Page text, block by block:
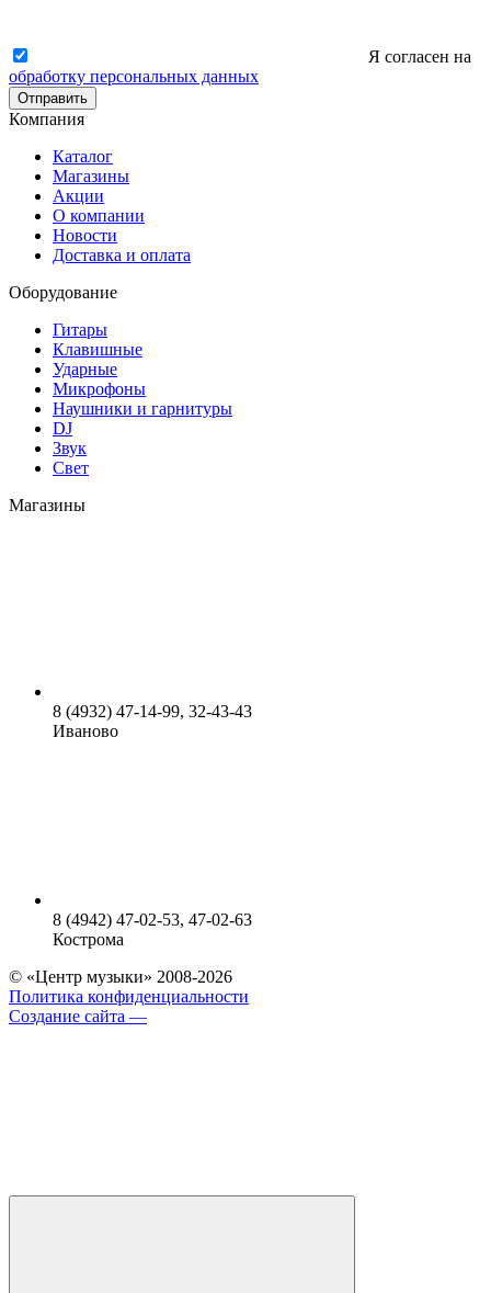
Я согласен на
обработку персональных данных
Отправить
Компания
Каталог
Магазины
Акции
О компании
Новости
Доставка и оплата
Оборудование
Гитары
Клавишные
Ударные
Микрофоны
Наушники и гарнитуры
DJ
Звук
Свет
Магазины
8 (4932) 47-14-99, 32-43-43
Иваново
8 (4942) 47-02-53, 47-02-63
Кострома
© «Центр музыки» 2008-2026
Политика конфиденциальности
Создание сайта —